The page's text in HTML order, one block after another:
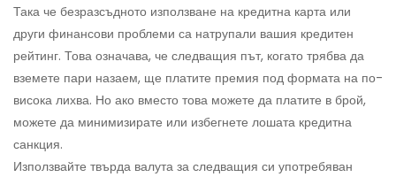
Така че безразсъдното използване на кредитна карта или
други финансови проблеми са натрупали вашия кредитен
рейтинг. Това означава, че следващия път, когато трябва да
вземете пари назаем, ще платите премия под формата на по-
висока лихва. Но ако вместо това можете да платите в брой,
можете да минимизирате или избегнете лошата кредитна
санкция.
Използвайте твърда валута за следващия си употребяван